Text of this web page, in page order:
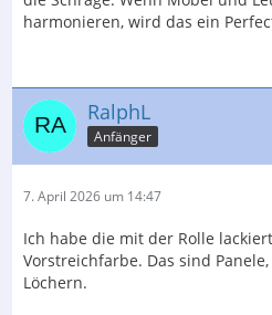
harmonieren, wird das ein
RalphL
Anfänger
7. April 2026 um 14:47
Ich habe die mit der Rolle
Vorstreichfarbe. Das sind
Löchern.